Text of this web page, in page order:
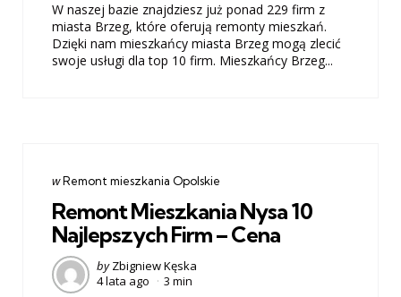
W naszej bazie znajdziesz już ponad 229 firm z
miasta Brzeg, które oferują remonty mieszkań.
Dzięki nam mieszkańcy miasta Brzeg mogą zlecić
swoje usługi dla top 10 firm. Mieszkańcy Brzeg...
Categories
post
wRemont mieszkania Opolskie
Remont Mieszkania Nysa 10
Najlepszych Firm – Cena
Posted
by
by Zbigniew Kęska
4 lata ago
3 min